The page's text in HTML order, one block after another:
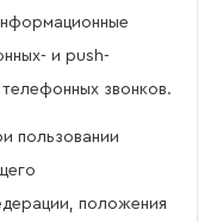
и push-
звонков.
пользовании
положения